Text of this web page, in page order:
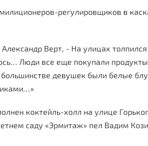
регулировщиков в
Верт, - На улицах
Люди все еще покупали продукты
девушек были белые
коктейль-холл на улице
саду «Эрмитаж» пел Вадим